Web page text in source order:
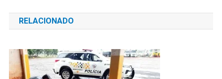
de
Post
RELACIONADO